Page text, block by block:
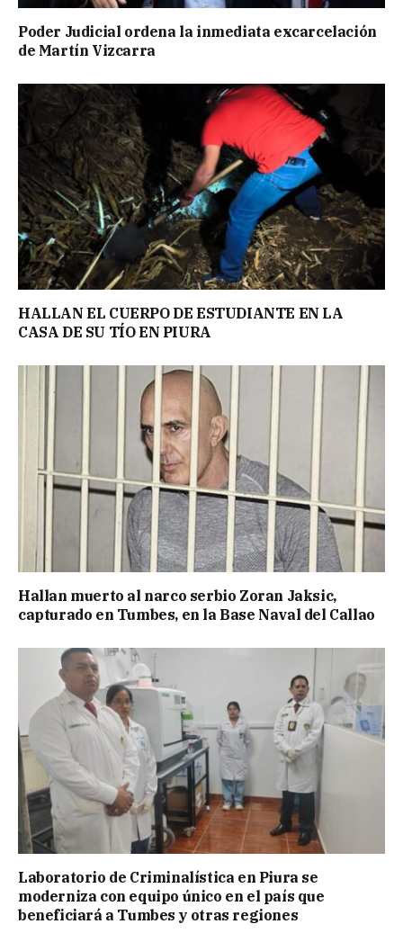
Poder Judicial ordena la inmediata excarcelación
de Martín Vizcarra
HALLAN EL CUERPO DE ESTUDIANTE EN LA
CASA DE SU TÍO EN PIURA
Hallan muerto al narco serbio Zoran Jaksic,
capturado en Tumbes, en la Base Naval del Callao
Laboratorio de Criminalística en Piura se
moderniza con equipo único en el país que
beneficiará a Tumbes y otras regiones